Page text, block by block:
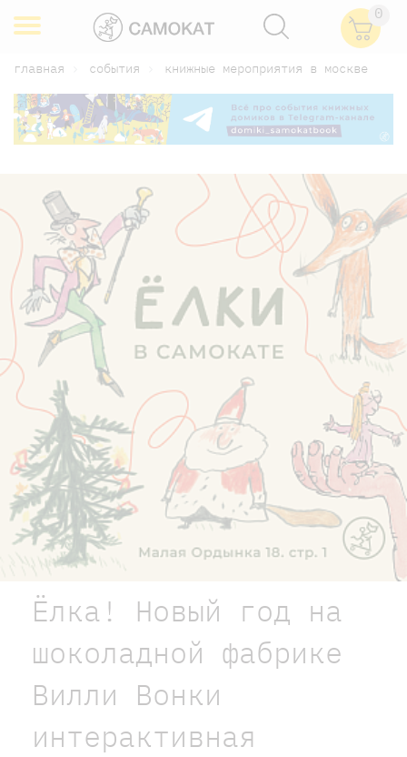
0
главная события книжные мероприятия в москве
Ёлка! Новый год на
шоколадной фабрике
Вилли Вонки
интерактивная